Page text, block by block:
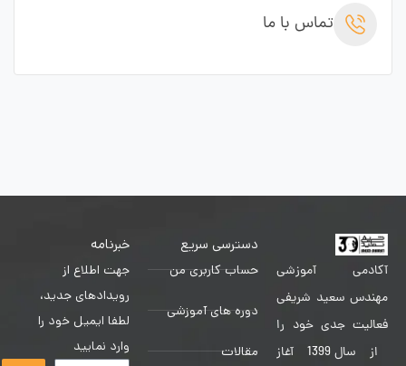
تماس با ما
آکادمی آموزشی
مهندس سعید شریفی
فعالیت جدی خود را
از سال 1399 آغاز
دسترسی سریع
حساب کاربری من
دوره های آموزشی
مقالات
خبرنامه
جهت اطلاع از
رویدادهای جدید،
لطفا ایمیل خود را
وارد نمایید